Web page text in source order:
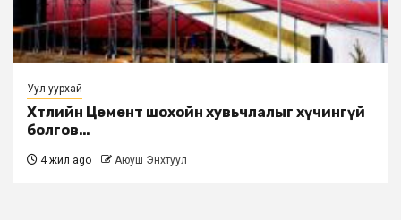
Уул уурхай
Хөтөлийн Цемент шохойн хувьчлалыг хүчингүй
болгов…
4 жил ago Аюуш Энхтуул